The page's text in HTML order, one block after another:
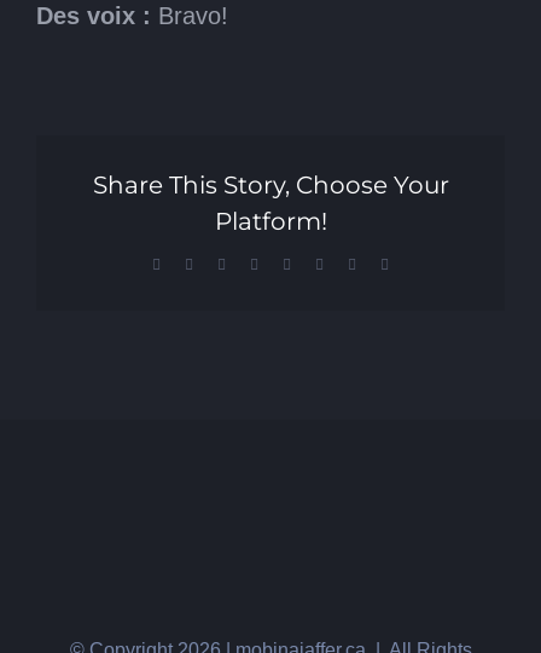
Des voix : Bravo!
Share This Story, Choose Your
Platform!
Facebook Reddit LinkedInTumblr Pinterest